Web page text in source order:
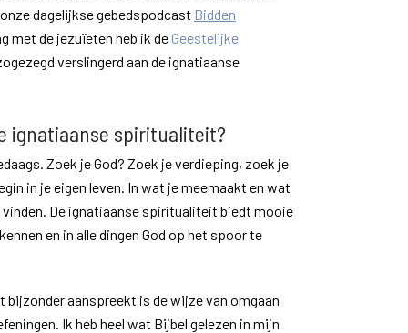
dagelijkse gebedspodcast Bidden
met de jezuïeten heb ik de Geestelijke
verslingerd aan de ignatiaanse
ignatiaanse spiritualiteit?
Zoek je God? Zoek je verdieping, zoek je
in je eigen leven. In wat je meemaakt en wat
vinden. De ignatiaanse spiritualiteit biedt mooie
en in alle dingen God op het spoor te
aanspreekt is de wijze van omgaan
Ik heb heel wat Bijbel gelezen in mijn